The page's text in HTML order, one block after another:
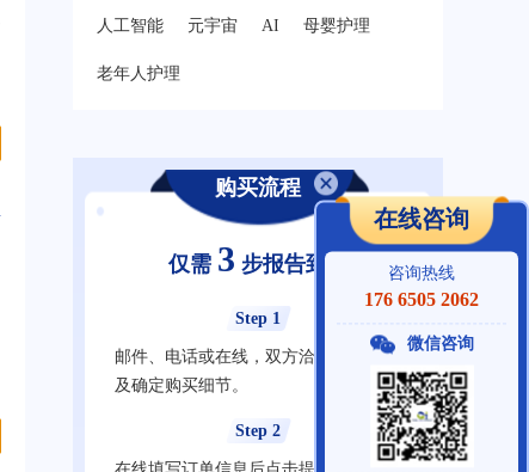
在线咨询
咨询热线
176 6505 2062
微信咨询
人工智能 元宇宙 AI 母婴护理
老年人护理
购买流程
仅需 3 步报告到手
Step 1
邮件、电话或在线，双方洽谈明确需求
及确定购买细节。
Step 2